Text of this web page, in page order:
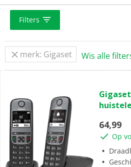
Filters
merk: Gigaset Wis alle
van
de
sterren.
1
64,99
Op